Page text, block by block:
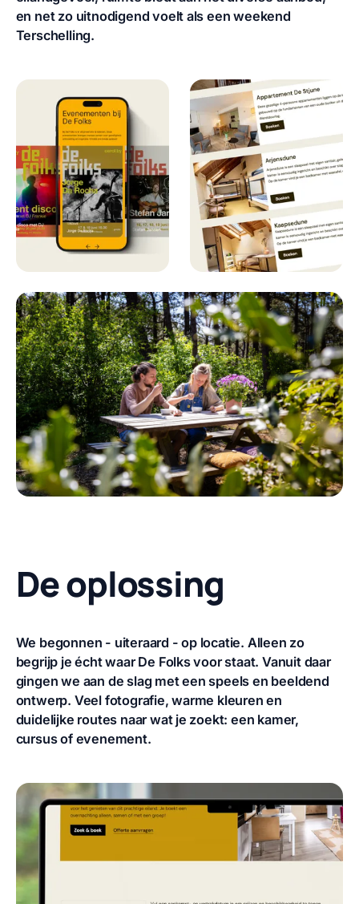
en net zo uitnodigend voelt als een weekend
Terschelling.
De oplossing
We begonnen - uiteraard - op locatie. Alleen zo
begrijp je écht waar De Folks voor staat. Vanuit daar
gingen we aan de slag met een speels en beeldend
ontwerp. Veel fotografie, warme kleuren en
duidelijke routes naar wat je zoekt: een kamer,
cursus of evenement.